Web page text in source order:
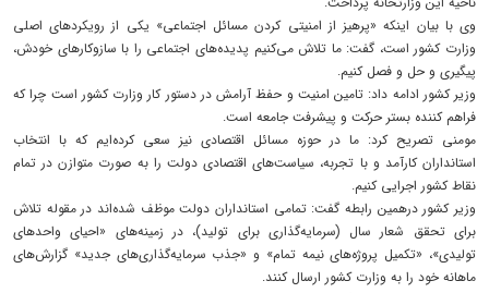
وی با بیان اینکه «پرهیز از امنیتی کردن مسائل اجتماعی» یکی از رویکردهای اصلی
وزارت کشور است، گفت: ما تلاش می‌کنیم پدیده‌های اجتماعی را با سازوکارهای خودش،
پیگیری و حل و فصل کنیم.
وزیر کشور ادامه داد: تامین امنیت و حفظ آرامش در دستور کار وزارت کشور است چرا که
فراهم کننده بستر حرکت و پیشرفت جامعه است.
مومنی تصریح کرد: ما در حوزه مسائل اقتصادی نیز سعی کرده‌ایم که با انتخاب
استانداران کارآمد و با تجربه، سیاست‌های اقتصادی دولت را به صورت متوازن در تمام
نقاط کشور اجرایی کنیم.
وزیر کشور درهمین رابطه گفت: تمامی استانداران دولت موظف شده‌اند در مقوله تلاش
برای تحقق شعار سال (سرمایه‌گذاری برای تولید)، در زمینه‌های «احیای واحدهای
تولیدی»، «تکمیل پروژه‌های نیمه تمام» و «جذب سرمایه‌گذاری‌های جدید» گزارش‌های
ماهانه خود را به وزارت کشور ارسال کنند.